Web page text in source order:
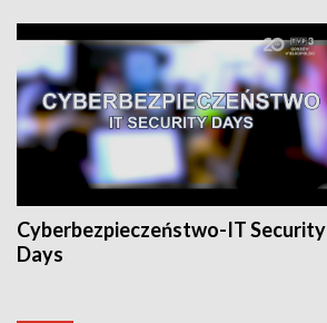
Cyberbezpieczeństwo-IT Security
Days